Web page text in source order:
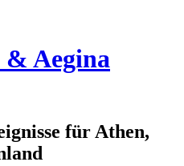
Aegina
für Athen,